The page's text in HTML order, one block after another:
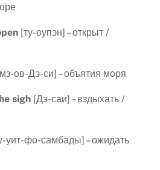
[ту-оупэн] – открыт /
ов-Дэ-си] – объятия моря
sigh [Дэ-саи] – вздыхать /
уит-фо-самбады] – ожидать